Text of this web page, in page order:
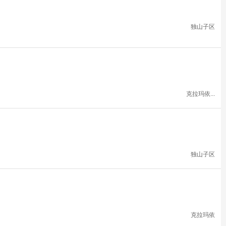
独山子区
克拉玛依...
独山子区
克拉玛依